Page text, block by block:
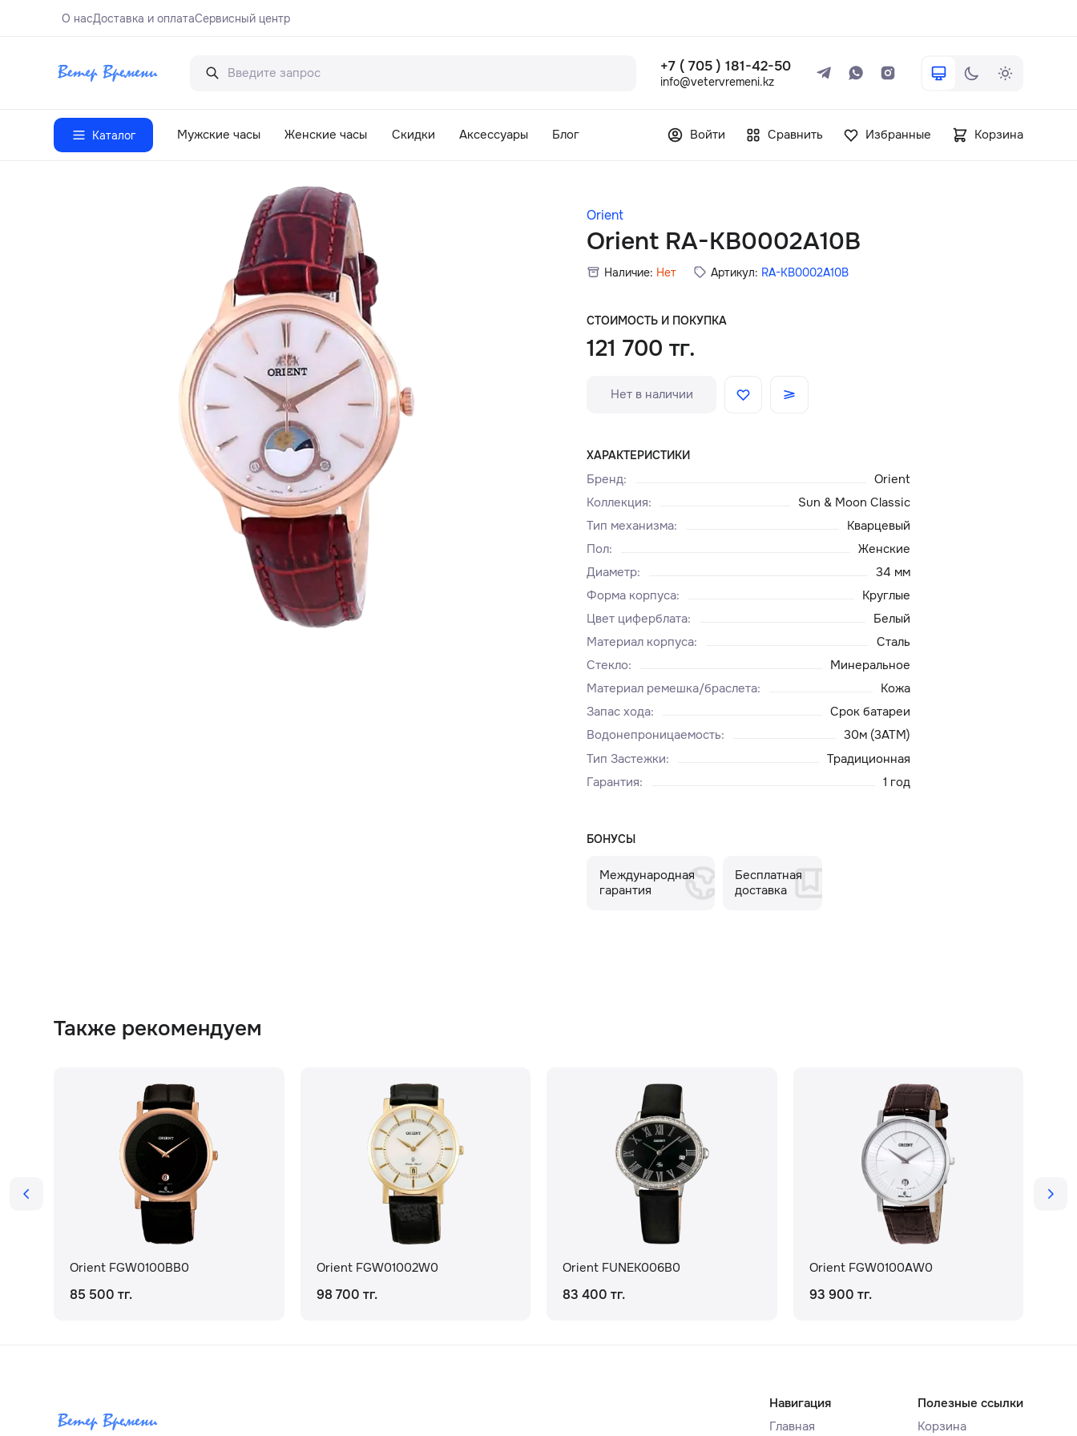
О насДоставка и оплатаСервисный центр
+7 ( 705 ) 181-42-50
info@vetervremeni.kz
Каталог Мужские часы Женские часы Скидки Аксессуары Блог Войти Сравнить Избранные Корзина
Orient
Orient RA-KB0002A10B
Наличие: Нет Артикул: RA-KB0002A10B
СТОИМОСТЬ И ПОКУПКА
121 700 тг.
Нет в наличии
ХАРАКТЕРИСТИКИ
Бренд:
Orient
Коллекция:
Sun & Moon Classic
Тип механизма:
Кварцевый
Пол:
Женские
Диаметр:
34 мм
Форма корпуса:
Круглые
Цвет циферблата:
Белый
Материал корпуса:
Сталь
Стекло:
Минеральное
Материал ремешка/браслета:
Кожа
Запас хода:
Срок батареи
Водонепроницаемость:
30м (3ATM)
Тип Застежки:
Традиционная
Гарантия: 1 год
БОНУСЫ
Международная
гарантия
Бесплатная
доставка
Также рекомендуем
Orient FGW0100BB0
85 500 тг.
Orient FGW01002W0
98 700 тг.
Orient FUNEK006B0
83 400 тг.
Orient FGW0100AW0
93 900 тг.
Навигация
Главная
Полезные ссылки
Корзина
+7 ( 705 ) 181-42-50
Каталог
Главная
Доставка и оплата
Сервисный центр